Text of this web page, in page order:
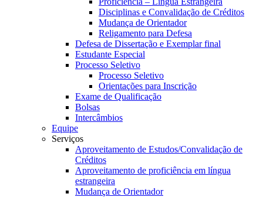
Disciplinas e Convalidação de Créditos
Mudança de Orientador
Religamento para Defesa
Defesa de Dissertação e Exemplar final
Estudante Especial
Processo Seletivo
Processo Seletivo
Orientações para Inscrição
Exame de Qualificação
Bolsas
Intercâmbios
Equipe
Serviços
Aproveitamento de Estudos/Convalidação de
Créditos
Aproveitamento de proficiência em língua
estrangeira
Mudança de Orientador